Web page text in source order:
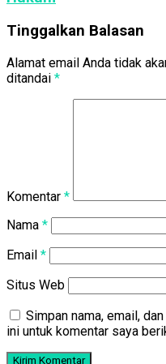
Tinggalkan Balasan
Alamat email Anda tidak
ditandai *
Komentar *
Nama *
Email *
Situs Web
Simpan nama, email,
ini untuk komentar saya